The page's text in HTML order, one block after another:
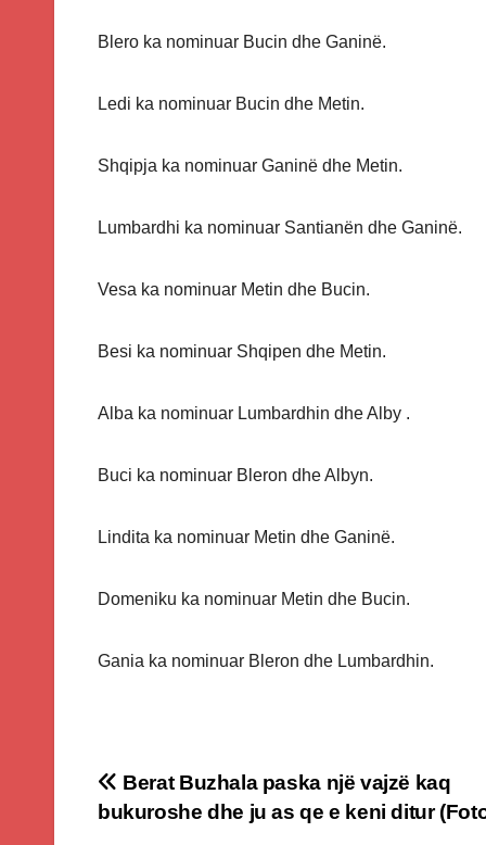
Blero ka nominuar Bucin dhe Ganinë.
Ledi ka nominuar Bucin dhe Metin.
Shqipja ka nominuar Ganinë dhe Metin.
Lumbardhi ka nominuar Santianën dhe Ganinë.
Vesa ka nominuar Metin dhe Bucin.
Besi ka nominuar Shqipen dhe Metin.
Alba ka nominuar Lumbardhin dhe Alby .
Buci ka nominuar Bleron dhe Albyn.
Lindita ka nominuar Metin dhe Ganinë.
Domeniku ka nominuar Metin dhe Bucin.
Gania ka nominuar Bleron dhe Lumbardhin.
Post
navigation
Berat Buzhala paska një vajzë kaq
bukuroshe dhe ju as qe e keni ditur